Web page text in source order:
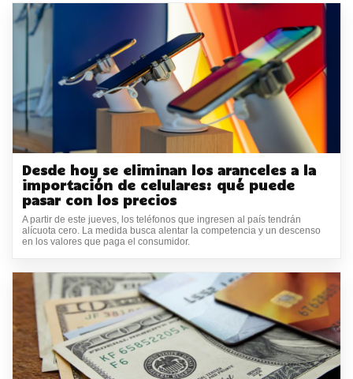
Desde hoy se eliminan los aranceles a la
importación de celulares: qué puede
pasar con los precios
A partir de este jueves, los teléfonos que ingresen al país tendrán
alícuota cero. La medida busca alentar la competencia y un descenso
en los valores que paga el consumidor.